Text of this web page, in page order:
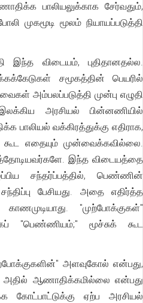
பாலியலுக்காக சேர்வதும்,
முகமூடி மூலம் நியாயப்படுத்தி
இந்த விடையம், புதிதானதல்ல.
சமூகத்தின் பெயரில்
அம்பலப்படுத்தி முன்பு எழுதி
அரசியல் பின்னணியில்
வக்கிரத்துக்கு எதிராக,
கூட எதையும் முன்வைக்கவில்லை.
இந்த விடையத்தை
சந்தர்ப்பத்தில், பெண்ணின்
பேசியது. அதை எதிர்த்த
"முற்போக்குகள்"
"பெண்ணியம்;" மூச்சுக் கூட
அளவுகோல் என்பது,
அதில் ஆணாதிக்கமில்லை என்பது
ஏற்ப அரசியல்